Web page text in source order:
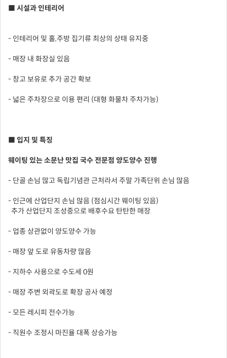
■ 시설과 인테리어
- 인테리어 및 홀,주방 집기류 최상의 상태 유지중
- 매장 내 화장실 있음
- 창고 보유로 추가 공간 확보
- 넓은 주차장으로 이용 편리 (대형 화물차 주차가능)
■ 입지 및 특징
웨이팅 있는 소문난 맛집 국수 전문점 양도양수 진행
- 단골 손님 많고 독립기념관 근처라서 주말 가족단위 손님 많음
- 인근에 산업단지 손님 많음 (점심시간 웨이팅 있음)
추가 산업단지 조성중으로 배후수요 탄탄한 매장
- 업종 상관없이 양도양수 가능
- 매장 앞 도로 유동차량 많음
- 지하수 사용으로 수도세 0원
- 매장 주변 외곽도로 확장 공사 예정
- 모든 레시피 전수가능
- 직원수 조정시 마진율 대폭 상승가능